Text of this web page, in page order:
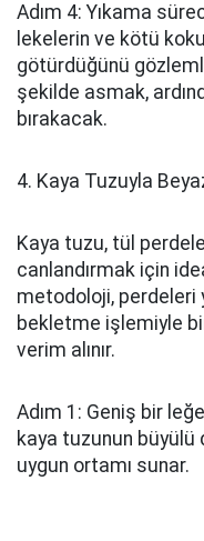
Adım 4: Yıkama
lekelerin ve kötü
götürdüğünü
şekilde asmak,
bırakacak.
4. Kaya Tuzuyla
Kaya tuzu, tül
canlandırmak için
metodoloji, perdeleri
bekletme işlemiyle
verim alınır.
Adım 1: Geniş bir
kaya tuzunun büyülü
uygun ortamı sunar.